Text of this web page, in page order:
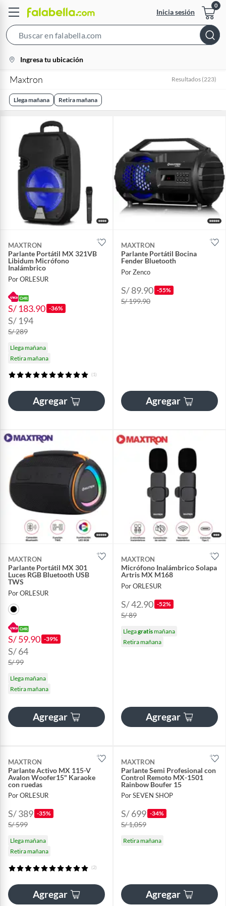
Inicia sesión
Bar
location-
icon
Ingresa tu ubicación
Maxtron Resultados (223)
Llega mañana Retira mañana
MAXTRON
Parlante Portátil MX 321VB
Libidum Micrófono
Inalámbrico
Por ORLESUR
S/ 183.90 -36%
S/ 194
S/ 289
Llega mañana
Retira mañana
(1)
Agregar
MAXTRON
Parlante Portátil Bocina
Fender Bluetooth
Por Zenco
S/ 89.90 -55%
S/ 199.90
Agregar
MAXTRON
Parlante Portátil MX 301
Luces RGB Bluetooth USB
TWS
Por ORLESUR
S/ 59.90 -39%
S/ 64
S/ 99
Llega mañana
Retira mañana
Agregar
MAXTRON
Micrófono Inalámbrico Solapa
Artris MX M168
Por ORLESUR
S/ 42.90 -52%
S/ 89
Llegagratismañana
Retira mañana
Agregar
MAXTRON
Parlante Activo MX 115-V
Avalon Woofer15" Karaoke
con ruedas
Por ORLESUR
S/ 389 -35%
S/ 599
Llega mañana
Retira mañana
(2)
Agregar
MAXTRON
Parlante Semi Profesional con
Control Remoto MX-1501
Rainbow Boufer 15
Por SEVEN SHOP
S/ 699 -34%
S/ 1,059
Retira mañana
Agregar